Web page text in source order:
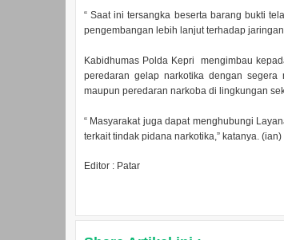
“ Saat ini tersangka beserta barang bukti
pengembangan lebih lanjut terhadap
Kabidhumas Polda Kepri mengimbau
peredaran gelap narkotika dengan segera
maupun peredaran narkoba di lingkungan
“ Masyarakat juga dapat menghubungi
terkait tindak pidana narkotika,” katanya. (ian)
Editor : Patar